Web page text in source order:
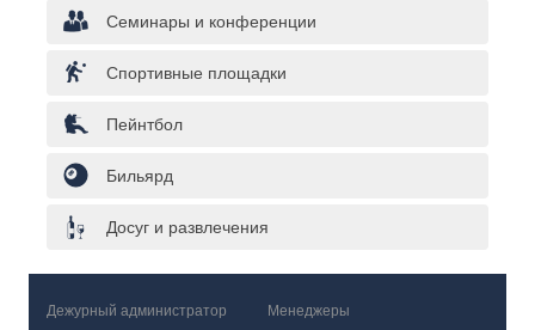
Семинары и конференции
Спортивные площадки
Пейнтбол
Бильярд
Досуг и развлечения
Дежурный администратор Менеджеры